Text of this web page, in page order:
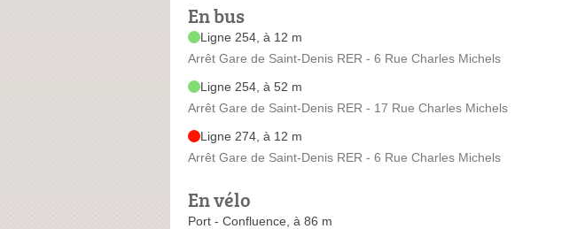
En bus
Ligne 254, à 12 m
Arrêt Gare de Saint-Denis RER - 6 Rue Charles Michels
Ligne 254, à 52 m
Arrêt Gare de Saint-Denis RER - 17 Rue Charles Michels
Ligne 274, à 12 m
Arrêt Gare de Saint-Denis RER - 6 Rue Charles Michels
En vélo
Port - Confluence, à 86 m